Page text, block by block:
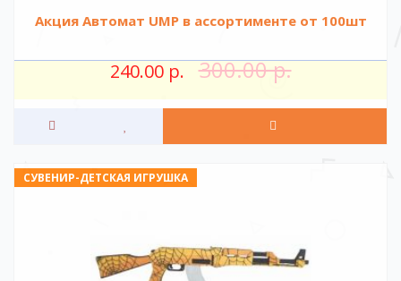
Акция Автомат UMP в ассортименте от 100шт
240.00 р. 300.00 р.
СУВЕНИР-ДЕТСКАЯ ИГРУШКА